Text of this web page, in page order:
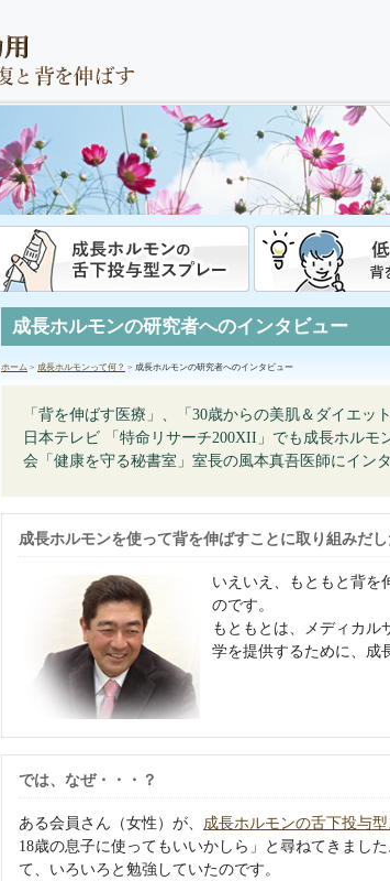
成長ホルモンの研究者へのインタビュー
ホーム > 成長ホルモンって何？ > 成長ホルモンの研究者へのインタビュー
「背を伸ばす医療」、「30歳からの美肌＆ダイエ
日本テレビ 「特命リサーチ200XII」でも成長ホル
会「健康を守る秘書室」室長の風本真吾医師にイン
成長ホルモンを使って背を伸ばすことに取り組みだ
いえいえ、もともと背を
のです。
もともとは、メディカル
学を提供するために、成
では、なぜ・・・？
ある会員さん（女性）が、 成長ホルモンの舌下投与
18歳の息子に使ってもいいかしら」と尋ねてきまし
て、いろいろと勉強していたのです。